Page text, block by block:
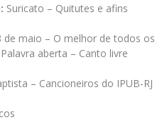
Suricato – Quitutes e afins
de maio – O melhor de todos os
aberta – Canto livre
– Cancioneiros do IPUB-RJ